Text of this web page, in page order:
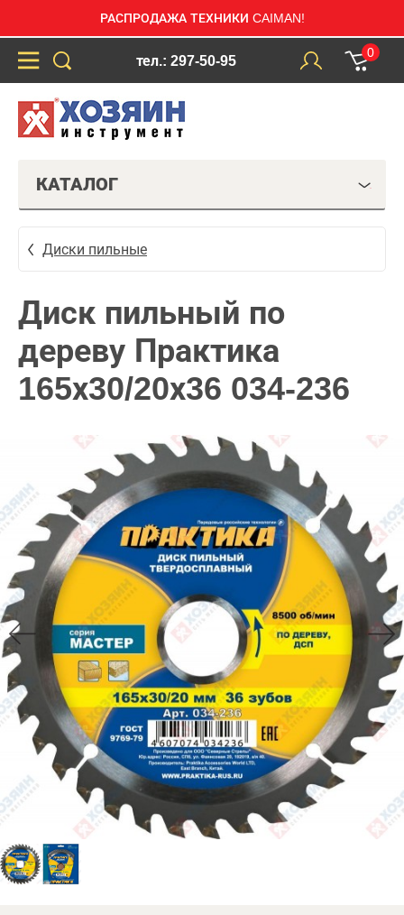
РАСПРОДАЖА ТЕХНИКИ CAIMAN!
тел.: 297-50-95
0
КАТАЛОГ
Диски пильные
Диск пильный по
дереву Практика
165х30/20х36 034-236